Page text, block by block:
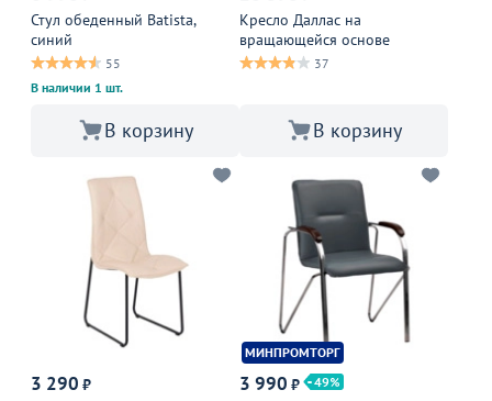
Стул обеденный Batista,
синий
55
В наличии 1 шт.
В корзину
Кресло Даллас на
вращающейся основе
37
В корзину
3 290 ₽
МИНПРОМТОРГ
3 990 ₽
49